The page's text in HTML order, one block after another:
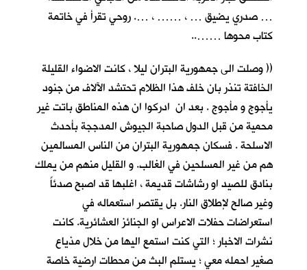
… صدري يضيق … ، …… ، …. روحي تقرأ في خاتمة
كتاب محوها ……..
(( وصلت الى جمهورية البتران ليلا ، كانت الاضواء القليلة
الخافتة تنذر بان خلف هذا الظلام تحتشد الآلاف من جنود
يأجوج و مأجوج . بعد ان ادركوا ان هذه المناطق باتت غير
محمية من قبل الدول صاحبة الجيوش المدججة بأحدث
الاسلحة . فسكان جمهورية البتران من الناس المسالمين
هم من غير المسلحين في الغالب. و القليل منهم من يملك
بنادق للصيد او رشاشات قديمة ، اغلبها قد اصبح صدئاً
وغير صالح لإطلاق النار. بل يقتصر استعماله في
استعراضات حفلات الاعراس او الجنائز العشائرية. كانت
نشرات الاخبار ؛ التي كنت استمع اليها من خلال مذياع
صغير احمله معي ؛ يستلم البث من محطات ارضية خاصة